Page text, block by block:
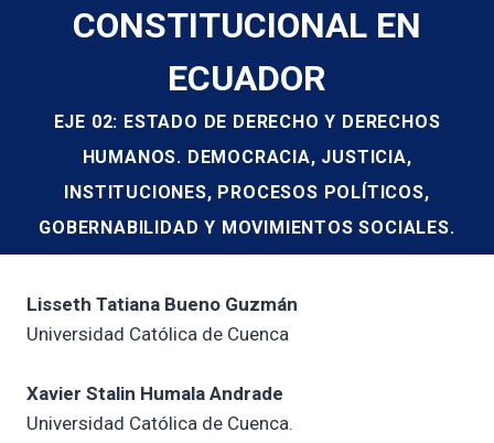
CONSTITUCIONAL EN
ECUADOR
EJE 02: ESTADO DE DERECHO Y DERECHOS
HUMANOS. DEMOCRACIA, JUSTICIA,
INSTITUCIONES, PROCESOS POLÍTICOS,
GOBERNABILIDAD Y MOVIMIENTOS SOCIALES.
Lisseth Tatiana Bueno Guzmán
Universidad Católica de Cuenca
Xavier Stalin Humala Andrade
Universidad Católica de Cuenca.